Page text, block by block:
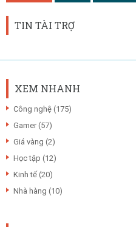
TIN TÀI TRỢ
XEM NHANH
Công nghệ (175)
Gamer (57)
Giá vàng (2)
Học tập (12)
Kinh tế (20)
Nhà hàng (10)